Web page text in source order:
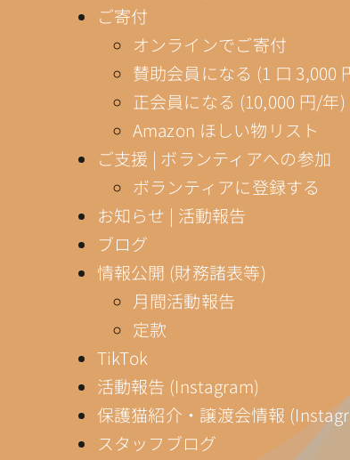
ご寄付
オンラインでご寄付
賛助会員になる (1 口 3,000
正会員になる (10,000 円/年)
Amazon ほしい物リスト
ご支援 | ボランティアへの参加
ボランティアに登録する
お知らせ | 活動報告
ブログ
情報公開 (財務諸表等)
月間活動報告
定款
TikTok
活動報告 (Instagram)
保護猫紹介・譲渡会情報
スタッフブログ